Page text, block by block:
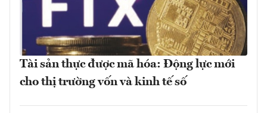
Tài sản thực được mã hóa: Động lực mới
cho thị trường vốn và kinh tế số